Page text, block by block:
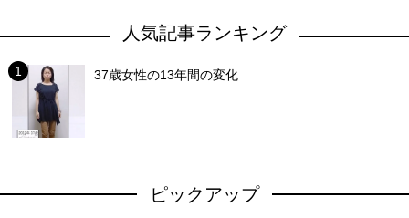
人気記事ランキング
37歳女性の13年間の変化
ピックアップ